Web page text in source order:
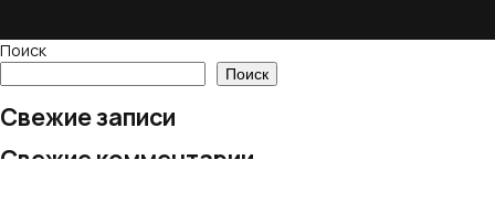
Поиск
Поиск
Свежие записи
Свежие комментарии